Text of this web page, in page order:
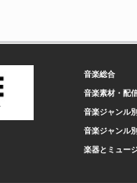
音楽総合
音楽素材・配
音楽ジャンル
音楽ジャンル
楽器とミュー